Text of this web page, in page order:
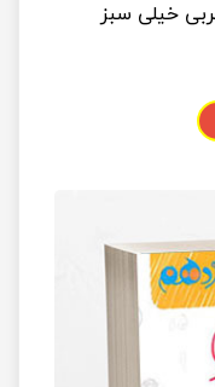
خیلی سبز